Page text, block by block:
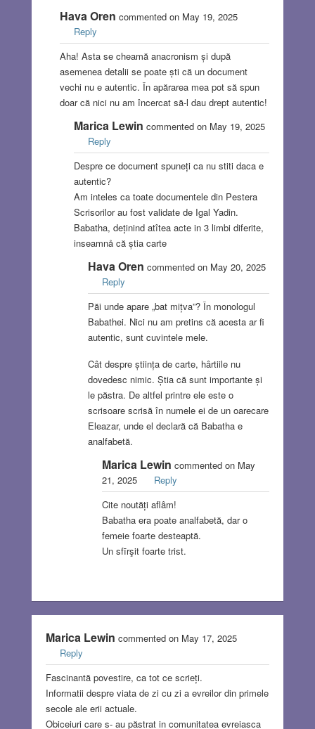
Hava Oren commented on May 19, 2025
Reply
Aha! Asta se cheamă anacronism și după
asemenea detalii se poate ști că un document
vechi nu e autentic. În apărarea mea pot să spun
doar că nici nu am încercat să-l dau drept autentic!
Marica Lewin commented on May 19, 2025
Reply
Despre ce document spuneți ca nu stiti daca e
autentic?
Am inteles ca toate documentele din Pestera
Scrisorilor au fost validate de Igal Yadin.
Babatha, deținind atîtea acte in 3 limbi diferite,
inseamnå că știa carte
Hava Oren commented on May 20, 2025
Reply
Păi unde apare „bat mițva”? În monologul
Babathei. Nici nu am pretins că acesta ar fi
autentic, sunt cuvintele mele.
Cât despre știința de carte, hârtiile nu
dovedesc nimic. Știa că sunt importante și
le păstra. De altfel printre ele este o
scrisoare scrisă în numele ei de un oarecare
Eleazar, unde el declară că Babatha e
analfabetă.
Marica Lewin commented on May
21, 2025
Reply
Cite noutăți aflâm!
Babatha era poate analfabetă, dar o
femeie foarte desteaptă.
Un sfīrşit foarte trist.
Marica Lewin commented on May 17, 2025
Reply
Fascinantă povestire, ca tot ce scrieți.
Informatii despre viata de zi cu zi a evreilor din primele
secole ale erii actuale.
Obiceiuri care s- au păstrat in comunitatea evreiasca